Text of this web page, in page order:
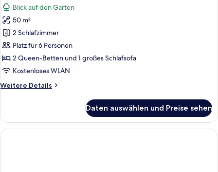
für
Superior
Apartment
anzeigen
Blick auf den Garten
50 m²
2 Schlafzimmer
Platz für 6 Personen
2 Queen-Betten und 1 großes Schlafsofa
Kostenloses WLAN
Weitere Details
Weitere
Apartment
Daten auswählen und Preise sehen